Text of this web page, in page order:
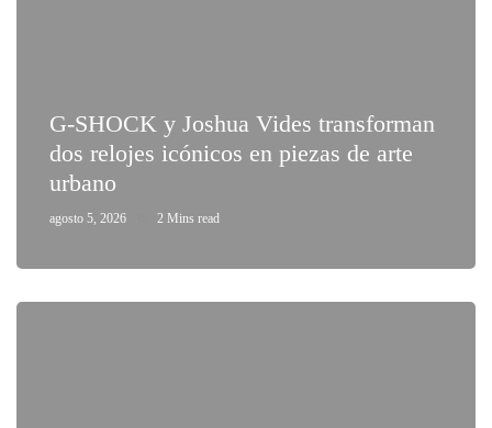
G-SHOCK y Joshua Vides transforman
dos relojes icónicos en piezas de arte
urbano
agosto 5, 2026 2 Mins read